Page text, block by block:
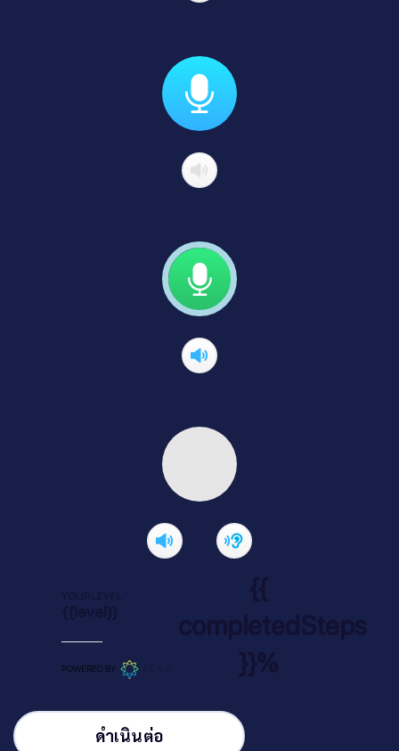
YOUR LEVEL
{{level}}
{{
completedSteps
}}%
ดำเนินต่อ